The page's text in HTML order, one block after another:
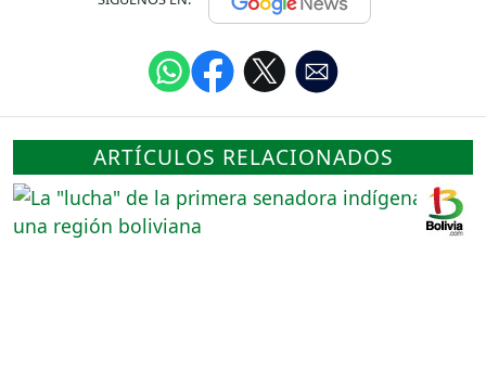
ARTÍCULOS RELACIONADOS